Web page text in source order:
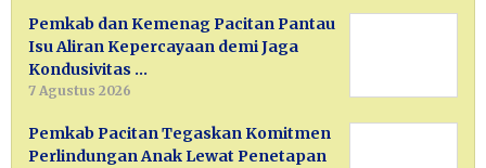
Pemkab dan Kemenag Pacitan Pantau
Isu Aliran Kepercayaan demi Jaga
Kondusivitas …
7 Agustus 2026
Pemkab Pacitan Tegaskan Komitmen
Perlindungan Anak Lewat Penetapan